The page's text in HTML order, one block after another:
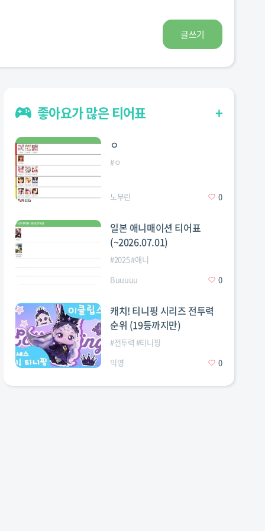
글쓰기
좋아요가 많은 티어표 +
ㅇ
#ㅇ
노무린 0
일본 애니매이션 티어표
(~2026.07.01)
#2025#애니
Buuuuu
0
캐치! 티니핑 시리즈 전투력
순위 (19등까지만)
#전투력 #티니핑
익명
0